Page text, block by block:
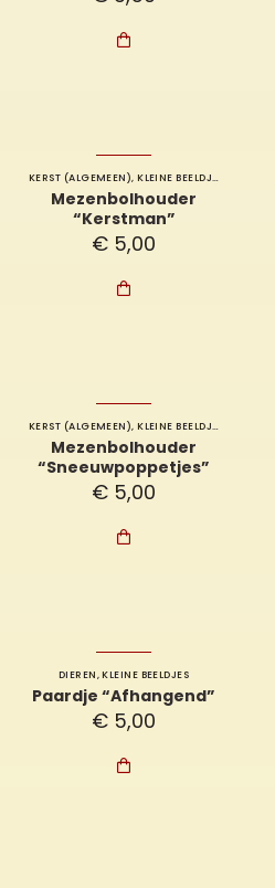

KERST (ALGEMEEN),KLEINE BEELDJES
Mezenbolhouder
“Kerstman”
€ 5,00

KERST (ALGEMEEN),KLEINE BEELDJES
Mezenbolhouder
“Sneeuwpoppetjes”
€ 5,00

DIEREN,KLEINE BEELDJES
Paardje “Afhangend”
€ 5,00
